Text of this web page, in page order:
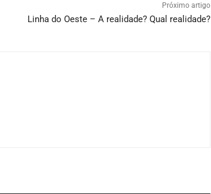
Próximo artigo
Linha do Oeste – A realidade? Qual realidade?